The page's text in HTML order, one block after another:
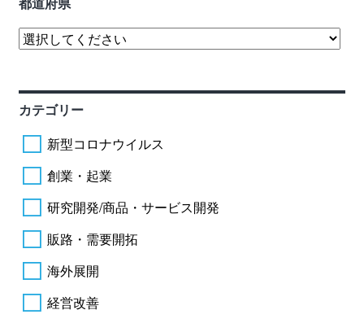
カテゴリー
新型コロナウイルス
創業・起業
研究開発/商品・サービス開発
販路・需要開拓
海外展開
経営改善